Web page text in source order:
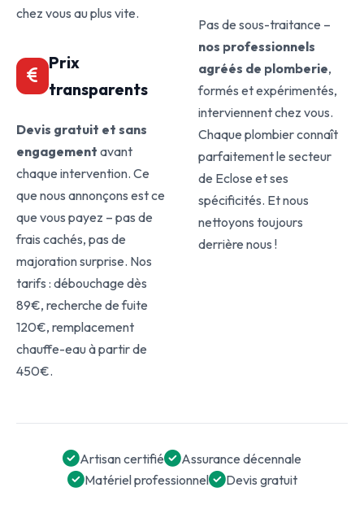
chez vous au plus vite.
Prix
transparents
Devis gratuit et sans
engagement avant
chaque intervention. Ce
que nous annonçons est ce
que vous payez – pas de
frais cachés, pas de
majoration surprise. Nos
tarifs : débouchage dès
89€, recherche de fuite
120€, remplacement
chauffe-eau à partir de
450€.
Pas de sous-traitance –
nos professionnels
agréés de plomberie,
formés et expérimentés,
interviennent chez vous.
Chaque plombier connaît
parfaitement le secteur
de Eclose et ses
spécificités. Et nous
nettoyons toujours
derrière nous !
Artisan certifié
Assurance décennale
Matériel professionnel
Devis gratuit